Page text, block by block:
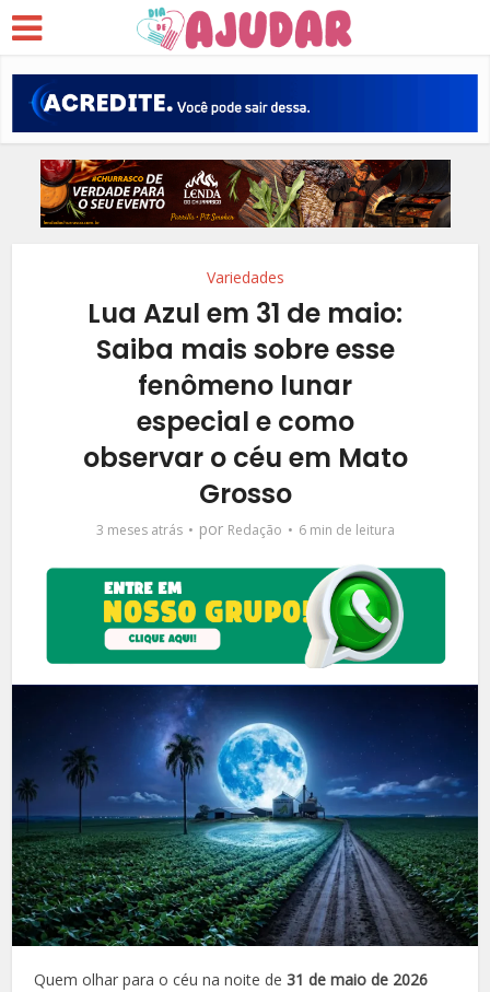
Variedades
Lua Azul em 31 de maio:
Saiba mais sobre esse
fenômeno lunar
especial e como
observar o céu em Mato
Grosso
3 meses atrás por Redação 6 min de leitura
Quem olhar para o céu na noite de31 de maio de 2026